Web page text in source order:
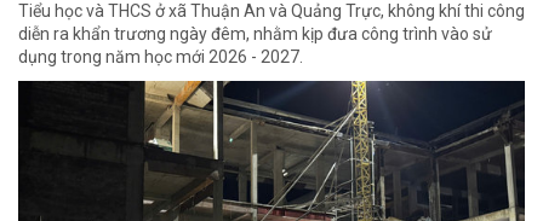
Tiểu học và THCS ở xã Thuận An và Quảng Trực, không khí thi công
diễn ra khẩn trương ngày đêm, nhằm kịp đưa công trình vào sử
dụng trong năm học mới 2026 - 2027.